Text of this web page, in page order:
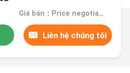
Giá bán：Price negotiation.
Liên hệ chúng tôi